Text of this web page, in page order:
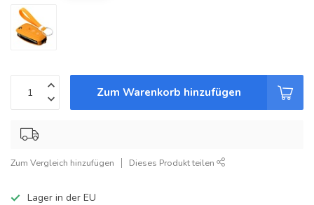
Zum Warenkorb hinzufügen
Zum Vergleich hinzufügen Dieses Produkt teilen
Lager in der EU